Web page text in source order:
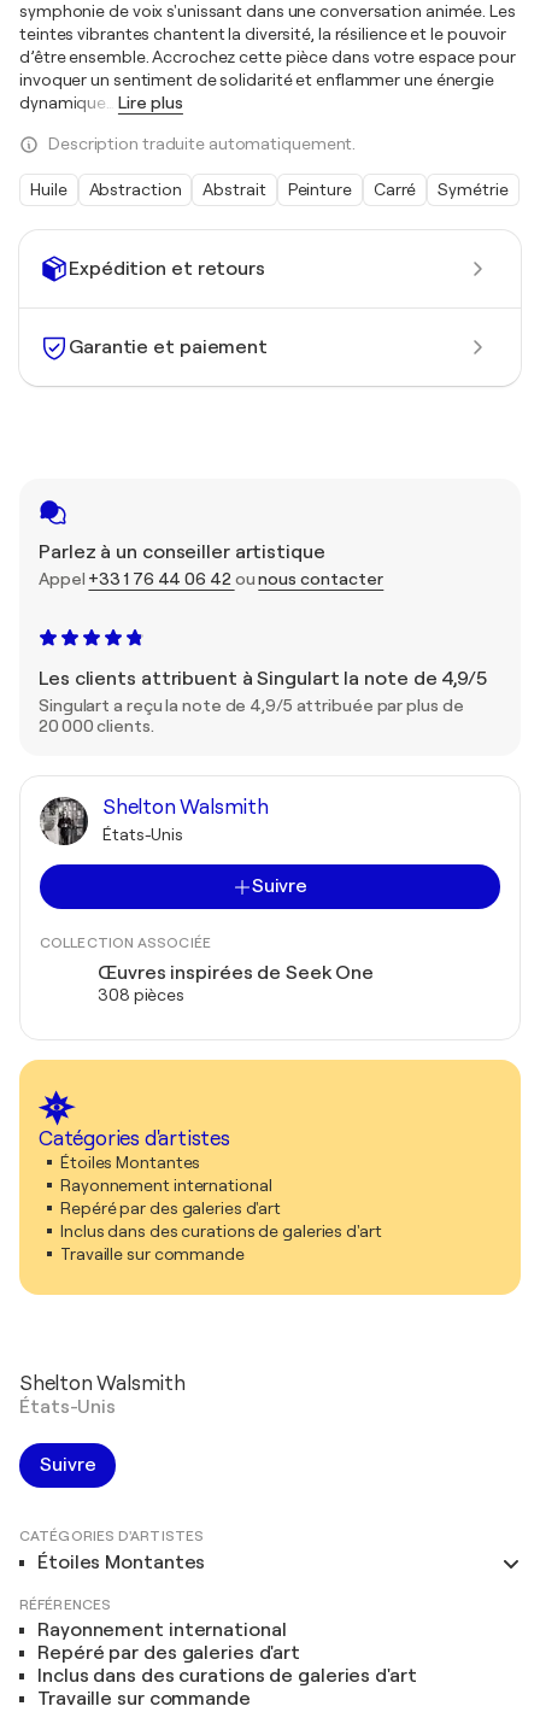
Expédition et retours
Garantie et paiement
Parlez à un conseiller artistique
Appel +33 1 76 44 06 42ounous contacter
Les clients attribuent à Singulart la note de 4,9/5
Singulart a reçu la note de 4,9/5 attribuée par plus de
20 000 clients.
Shelton Walsmith
États-Unis
Suivre
COLLECTION ASSOCIÉE
Œuvres inspirées de Seek One
308 pièces
Catégories d'artistes
Étoiles Montantes
Rayonnement international
Repéré par des galeries d'art
Inclus dans des curations de galeries d'art
Travaille sur commande
symphonie de voix s'unissant dans une conversation animée. Les
teintes vibrantes chantent la diversité, la résilience et le pouvoir
d’être ensemble. Accrochez cette pièce dans votre espace pour
invoquer un sentiment de solidarité et enflammer une énergie
dynamique… Lire plus
Description traduite automatiquement.
Huile Abstraction Abstrait Peinture Carré Symétrie
Shelton Walsmith
États-Unis
Suivre
CATÉGORIES D'ARTISTES
Étoiles Montantes
RÉFÉRENCES
Rayonnement international
Repéré par des galeries d'art
Inclus dans des curations de galeries d'art
Travaille sur commande